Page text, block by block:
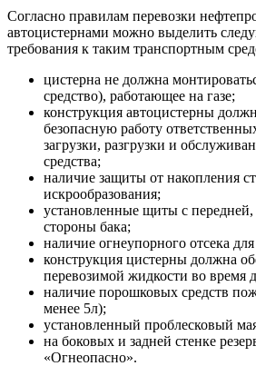
Согласно правилам перевозки
автоцистернами можно выделить
требования к таким транспортным
цистерна не должна
средство), работающее на газе;
конструкция автоцистерны
безопасную работу
загрузки, разгрузки и
средства;
наличие защиты от накопления
искрообразования;
установленные щиты с
стороны бака;
наличие огнеупорного отсека
конструкция цистерны должна
перевозимой жидкости во время
наличие порошковых средств
менее 5л);
установленный проблесковый
на боковых и задней стенке
«Огнеопасно».